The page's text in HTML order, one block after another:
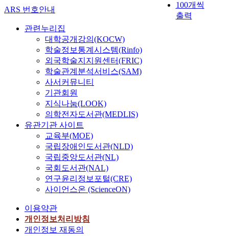
100개씩
출력
ARS 번호안내
관련누리집
대학공개강의(KOCW)
학술정보통계시스템(Rinfo)
외국학술지지원센터(FRIC)
학술관계분석서비스(SAM)
사서커뮤니티
기관회원
지식나눔(LOOK)
의학전자도서관(MEDLIS)
유관기관 사이트
교육부(MOE)
국립장애인도서관(NLD)
국립중앙도서관(NL)
국회도서관(NAL)
연구윤리정보포털(CRE)
사이언스온 (ScienceON)
이용약관
개인정보처리방침
개인정보 재동의